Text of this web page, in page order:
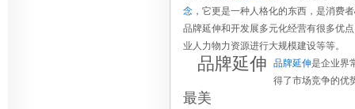
念 ，它更是一种人格化的东西，是消费
品牌延伸和开发展多元化经营有很多优
业人力物力资源进行大规模建设等等。
品牌延伸 品牌延伸是企业界
得了市场竞争的优
最美